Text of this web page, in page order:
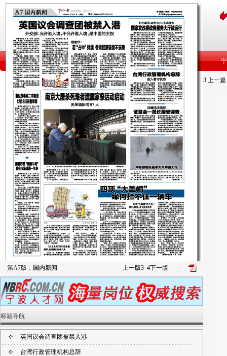
第A7版： 国内新闻 上一版3 4下一版
标题导航
英国议会调查团被禁入港
台湾行政管理机构总辞
3 上一篇